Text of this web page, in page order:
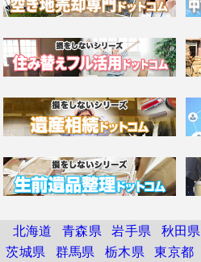
北海道 青森県 岩手県 秋田県
茨城県 群馬県 栃木県 東京都